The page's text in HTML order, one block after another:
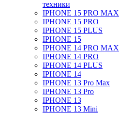
техники
IPHONE 15 PRO MAX
IPHONE 15 PRO
IPHONE 15 PLUS
IPHONE 15
IPHONE 14 PRO MAX
IPHONE 14 PRO
IPHONE 14 PLUS
IPHONE 14
IPHONE 13 Pro Max
IPHONE 13 Pro
IPHONE 13
IPHONE 13 Mini